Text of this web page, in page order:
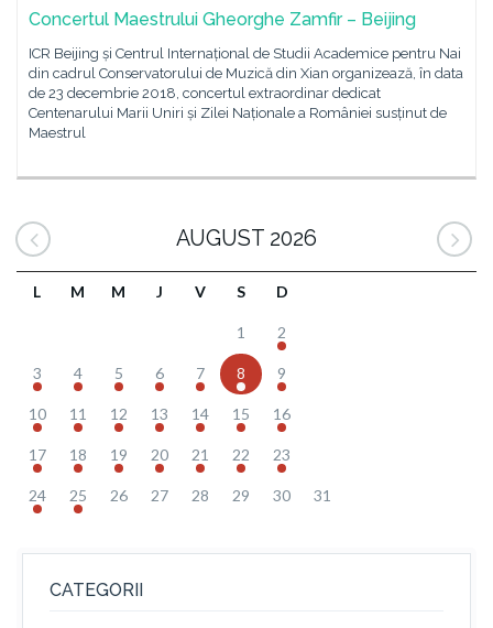
Concertul Maestrului Gheorghe Zamfir – Beijing
ICR Beijing și Centrul Internațional de Studii Academice pentru Nai
din cadrul Conservatorului de Muzică din Xian organizează, în data
de 23 decembrie 2018, concertul extraordinar dedicat
Centenarului Marii Uniri și Zilei Naționale a României susținut de
Maestrul
AUGUST 2026
L M M J V S D
1 2
3 4 5 6 7 8 9
10 11 12 13 14 15 16
17 18 19 20 21 22 23
24 25 26 27 28 29 30 31
CATEGORII